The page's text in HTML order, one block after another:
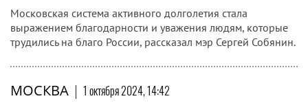
Московская система активного долголетия стала
выражением благодарности и уважения людям, которые
трудились на благо России, рассказал мэр Сергей Собянин.
МОСКВА | 1 октября 2024, 14:42